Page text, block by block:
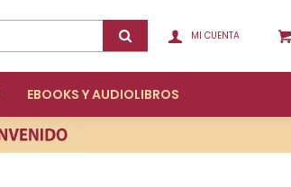
EBOOKS Y AUDIOLIBROS